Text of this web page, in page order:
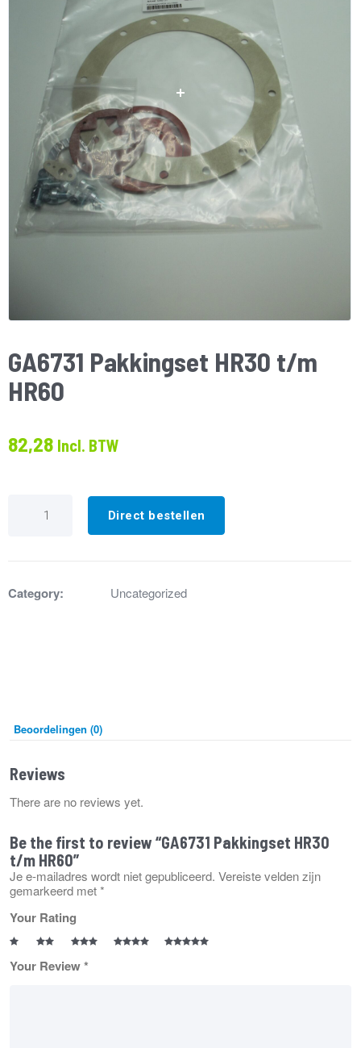
GA6731 Pakkingset HR30 t/m
HR60
82,28 Incl. BTW
Pakkingset
Direct bestellen
Category: Uncategorized
Beoordelingen (0)
Reviews
There are no reviews yet.
Be the first to review “GA6731 Pakkingset HR30
t/m HR60”
Je e-mailadres wordt niet gepubliceerd. Vereiste velden zijn
gemarkeerd met*
Your Rating
Your Review*